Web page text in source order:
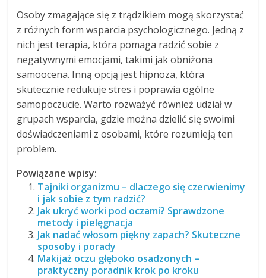
Osoby zmagające się z trądzikiem mogą skorzystać
z różnych form wsparcia psychologicznego. Jedną z
nich jest terapia, która pomaga radzić sobie z
negatywnymi emocjami, takimi jak obniżona
samoocena. Inną opcją jest hipnoza, która
skutecznie redukuje stres i poprawia ogólne
samopoczucie. Warto rozważyć również udział w
grupach wsparcia, gdzie można dzielić się swoimi
doświadczeniami z osobami, które rozumieją ten
problem.
Powiązane wpisy:
Tajniki organizmu – dlaczego się czerwienimy
i jak sobie z tym radzić?
Jak ukryć worki pod oczami? Sprawdzone
metody i pielęgnacja
Jak nadać włosom piękny zapach? Skuteczne
sposoby i porady
Makijaż oczu głęboko osadzonych –
praktyczny poradnik krok po kroku